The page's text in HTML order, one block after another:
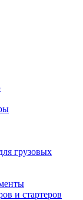
грузовых
и стартеров